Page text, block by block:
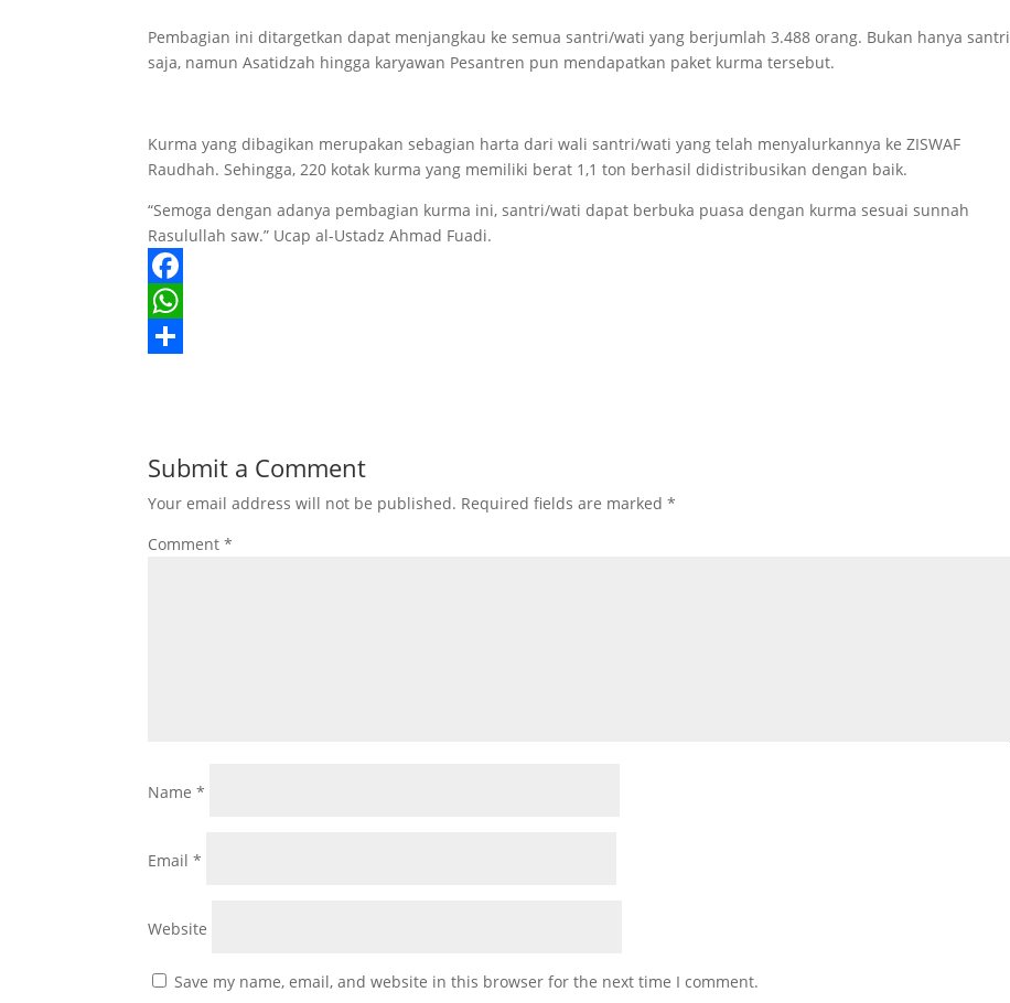
Pembagian ini ditargetkan dapat menjangkau ke semua santri/wati yang berjumlah 3.488 orang. Bukan hanya santri
saja, namun Asatidzah hingga karyawan Pesantren pun mendapatkan paket kurma tersebut.
Kurma yang dibagikan merupakan sebagian harta dari wali santri/wati yang telah menyalurkannya ke ZISWAF
Raudhah. Sehingga, 220 kotak kurma yang memiliki berat 1,1 ton berhasil didistribusikan dengan baik.
“Semoga dengan adanya pembagian kurma ini, santri/wati dapat berbuka puasa dengan kurma sesuai sunnah
Rasulullah saw.” Ucap al-Ustadz Ahmad Fuadi.
F
a
o
o
k
W
s
A
p
r
e
Submit a Comment
Your email address will not be published. Required fields are marked*
Comment*
Name*
Email*
Website
Save my name, email, and website in this browser for the next time I comment.